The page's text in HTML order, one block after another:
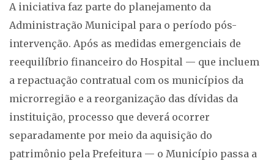
A iniciativa faz parte do planejamento da
Administração Municipal para o período pós-
intervenção. Após as medidas emergenciais de
reequilíbrio financeiro do Hospital — que incluem
a repactuação contratual com os municípios da
microrregião e a reorganização das dívidas da
instituição, processo que deverá ocorrer
separadamente por meio da aquisição do
patrimônio pela Prefeitura — o Município passa a